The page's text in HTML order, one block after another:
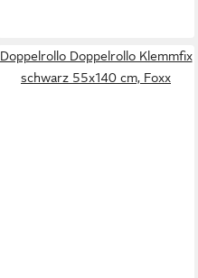
Doppelrollo Doppelrollo Klemmfix
schwarz 55x140 cm, Foxx